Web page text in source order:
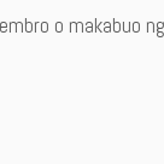
o makabuo